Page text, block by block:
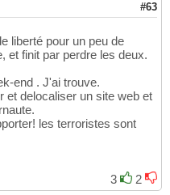
#63
liberté pour un peu de
et finit par perdre les deux.
end . J'ai trouve.
et delocaliser un site web et
les terroristes sont
3
2